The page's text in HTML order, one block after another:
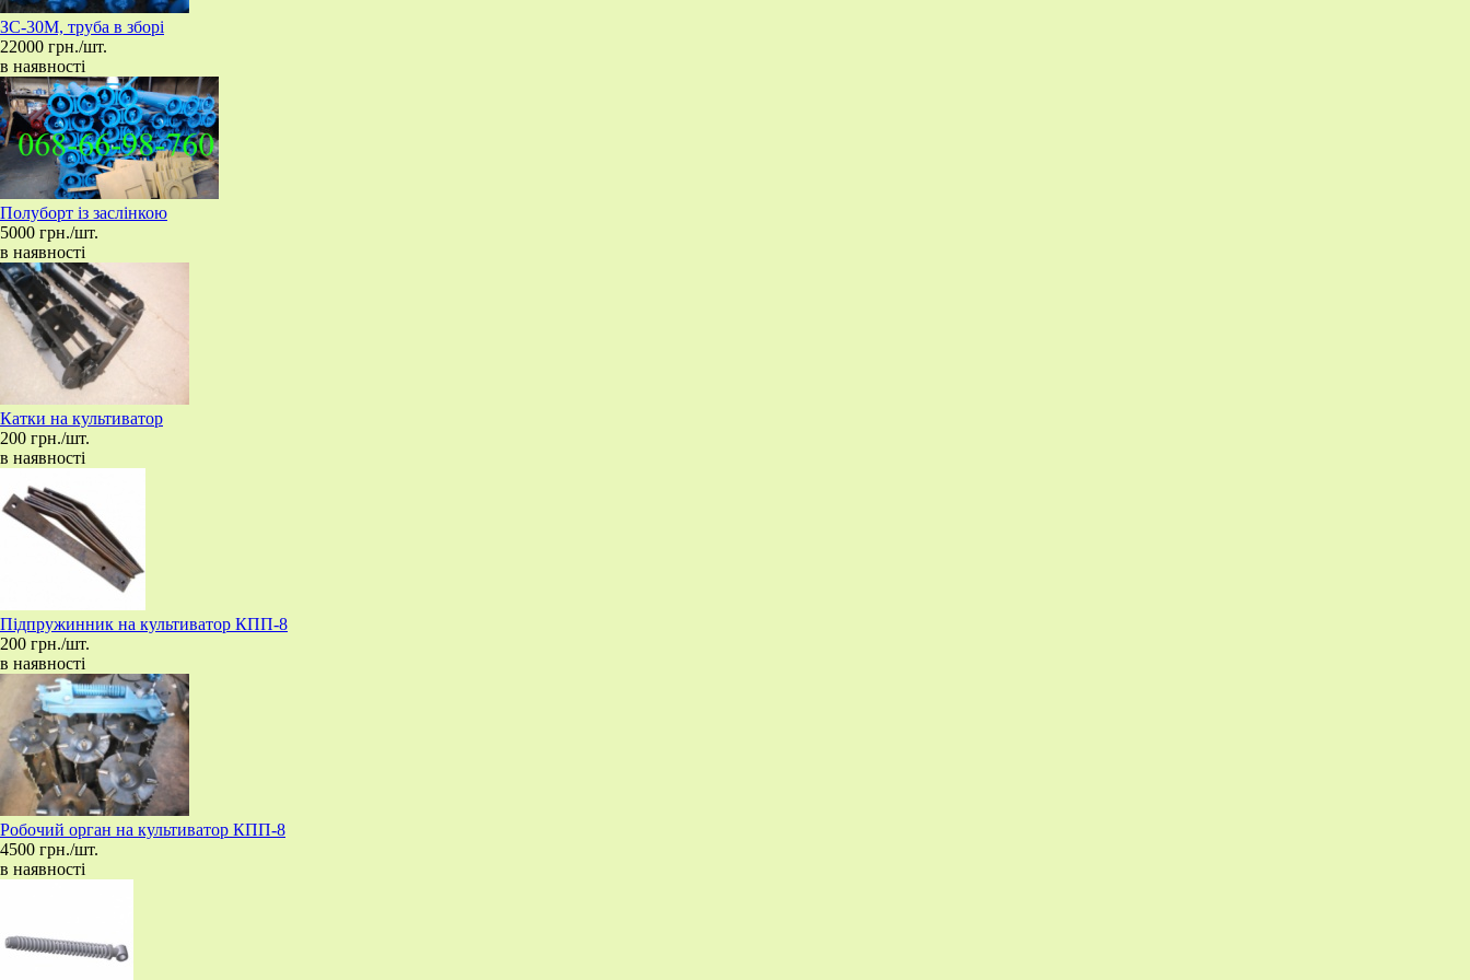
ЗС-30М, труба в зборі
22000 грн./шт.
в наявності
Полуборт із заслінкою
5000 грн./шт.
в наявності
Катки на культиватор
200 грн./шт.
в наявності
Підпружинник на культиватор КПП-8
200 грн./шт.
в наявності
Робочий орган на культиватор КПП-8
4500 грн./шт.
в наявності